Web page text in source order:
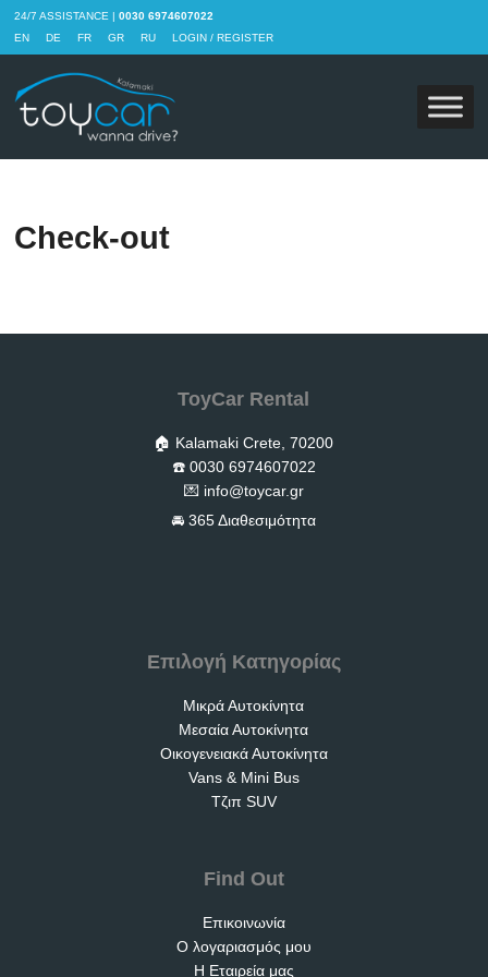
24/7 ASSISTANCE | 0030 6974607022
EN
DE FR GR RU LOGIN / REGISTER
Check-out
ToyCar Rental
🏠 Kalamaki Crete, 70200
☎️ 0030 6974607022
💌 info@toycar.gr
🚘 365 Διαθεσιμότητα
Επιλογή Κατηγορίας
Μικρά Αυτοκίνητα
Μεσαία Αυτοκίνητα
Οικογενειακά Αυτοκίνητα
Vans & Mini Bus
Τζιπ SUV
Find Out
Επικοινωνία
Ο λογαριασμός μου
Η Εταιρεία μας